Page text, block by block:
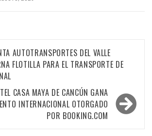
AUTOTRANSPORTES DEL VALLE
FLOTILLA PARA EL TRANSPORTE DE
CASA MAYA DE CANCÚN GANA
INTERNACIONAL OTORGADO
POR BOOKING.COM